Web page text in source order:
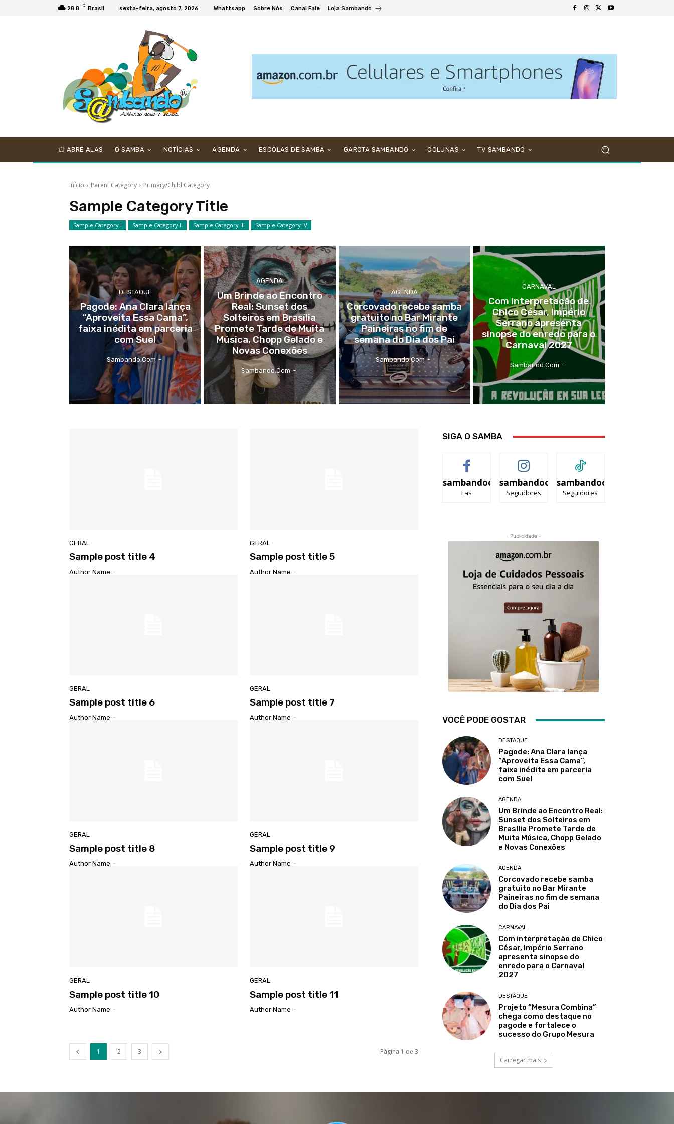
28.8 C Brasil sexta-feira, agosto 7, 2026 Whattsapp Sobre Nós Canal Fale Loja Sambando
ABRE ALAS O SAMBA NOTÍCIAS AGENDA ESCOLAS DE SAMBA GAROTA SAMBANDO COLUNAS TV SAMBANDO
Início Parent Category Primary/Child Category
Sample Category Title
Sample Category I Sample Category II Sample Category III Sample Category IV
DESTAQUE
Pagode: Ana Clara lança
“Aproveita Essa Cama”,
faixa inédita em parceria
com Suel
Sambando.com -
AGENDA
Um Brinde ao Encontro
Real: Sunset dos
Solteiros em Brasília
Promete Tarde de Muita
Música, Chopp Gelado e
Novas Conexões
Sambando.com -
AGENDA
Corcovado recebe samba
gratuito no Bar Mirante
Paineiras no fim de
semana do Dia dos Pai
Sambando.com -
CARNAVAL
Com interpretação de
Chico César, Império
Serrano apresenta
sinopse do enredo para o
Carnaval 2027
Sambando.com -
GERAL
Sample post title 4
Author Name -
GERAL
Sample post title 5
Author Name -
GERAL
Sample post title 6
Author Name -
GERAL
Sample post title 7
Author Name -
GERAL
Sample post title 8
Author Name -
GERAL
Sample post title 9
Author Name -
GERAL
Sample post title 10
Author Name -
GERAL
Sample post title 11
Author Name -
1 2 3 Página 1 de 3
SIGA O SAMBA
sambandooficial
Fãs
sambandooficial
Seguidores
sambandooficial
Seguidores
- Publicidade -
VOCÊ PODE GOSTAR
DESTAQUE
Pagode: Ana Clara lança
“Aproveita Essa Cama”,
faixa inédita em parceria
com Suel
AGENDA
Um Brinde ao Encontro Real:
Sunset dos Solteiros em
Brasília Promete Tarde de
Muita Música, Chopp Gelado
e Novas Conexões
AGENDA
Corcovado recebe samba
gratuito no Bar Mirante
Paineiras no fim de semana
do Dia dos Pai
CARNAVAL
Com interpretação de Chico
César, Império Serrano
apresenta sinopse do
enredo para o Carnaval
2027
DESTAQUE
Projeto “Mesura Combina”
chega como destaque no
pagode e fortalece o
sucesso do Grupo Mesura
Carregar mais